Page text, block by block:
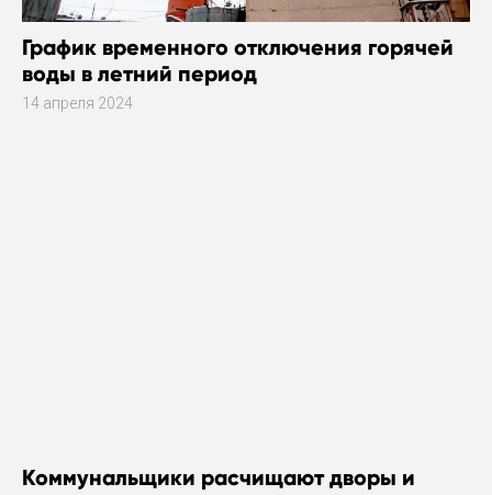
График временного отключения горячей
воды в летний период
14 апреля 2024
Коммунальщики расчищают дворы и